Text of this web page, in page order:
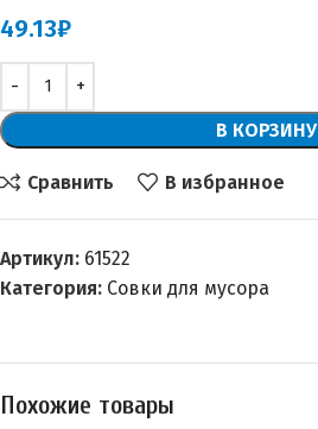
49.13₽
В КОРЗИНУ
Сравнить В избранное
Артикул: 61522
Категория: Совки для мусора
Похожие товары